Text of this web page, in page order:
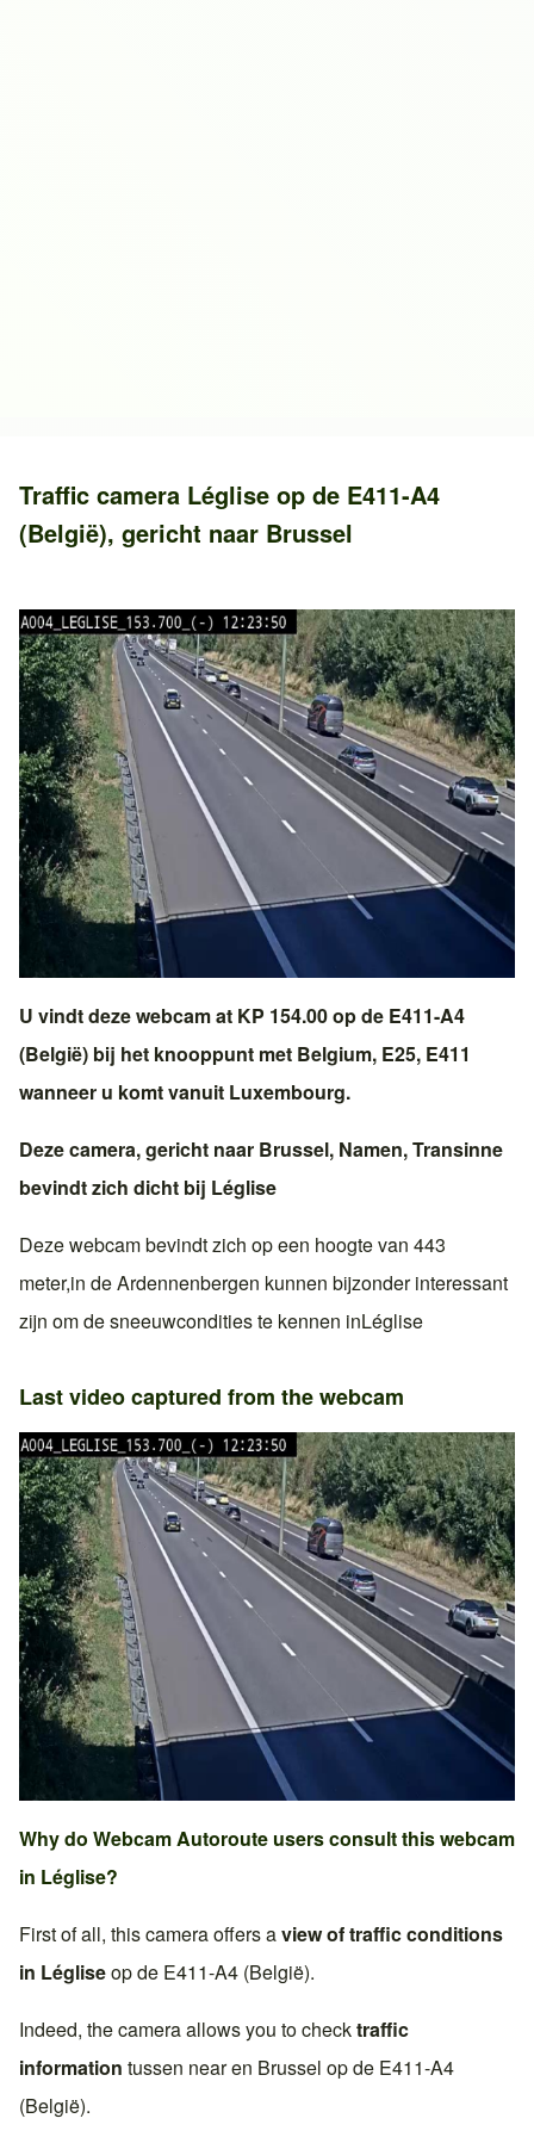
Traffic camera Léglise op de E411-A4
(België), gericht naar Brussel
U vindt deze webcam at KP 154.00 op de E411-A4
(België) bij het knooppunt met Belgium, E25, E411
wanneer u komt vanuit Luxembourg.
Deze camera, gericht naar Brussel, Namen,Transinne
bevindt zich dicht bij Léglise
Deze webcam bevindt zich op een hoogte van 443
meter,in de Ardennenbergen kunnen bijzonder interessant
zijn om de sneeuwcondities te kennen inLéglise
Last video captured from the webcam
Why do Webcam Autoroute users consult this webcam
in Léglise?
First of all, this camera offers aview of traffic conditions
in Légliseop de E411-A4 (België).
Indeed, the camera allows you to checktraffic
information tussen near en Brussel op de E411-A4
(België).